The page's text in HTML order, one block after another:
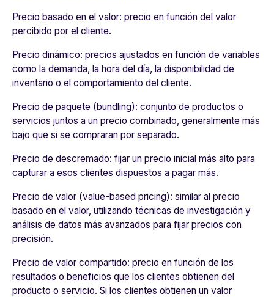
Precio basado en el valor: precio en función del valor
percibido por el cliente.
Precio dinámico: precios ajustados en función de variables
como la demanda, la hora del día, la disponibilidad de
inventario o el comportamiento del cliente.
Precio de paquete (bundling): conjunto de productos o
servicios juntos a un precio combinado, generalmente más
bajo que si se compraran por separado.
Precio de descremado: fijar un precio inicial más alto para
capturar a esos clientes dispuestos a pagar más.
Precio de valor (value-based pricing): similar al precio
basado en el valor, utilizando técnicas de investigación y
análisis de datos más avanzados para fijar precios con
precisión.
Precio de valor compartido: precio en función de los
resultados o beneficios que los clientes obtienen del
producto o servicio. Si los clientes obtienen un valor